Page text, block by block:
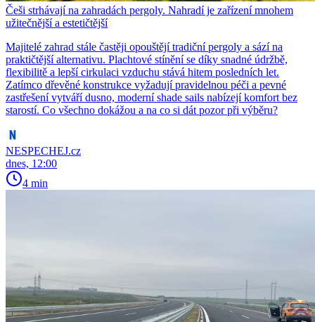
Češi strhávají na zahradách pergoly. Nahradí je zařízení mnohem
užitečnější a estetičtější
Majitelé zahrad stále častěji opouštějí tradiční pergoly a sází na
praktičtější alternativu. Plachtové stínění se díky snadné údržbě,
flexibilitě a lepší cirkulaci vzduchu stává hitem posledních let.
Zatímco dřevěné konstrukce vyžadují pravidelnou péči a pevné
zastřešení vytváří dusno, moderní shade sails nabízejí komfort bez
starostí. Co všechno dokážou a na co si dát pozor při výběru?
NESPECHEJ.cz
dnes, 12:00
4 min